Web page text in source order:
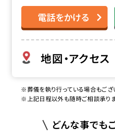
電話をかける
地図・アクセス
※葬儀を執り行っている場合もござ
※上記日程以外も随時ご相談承りま
どんな事でも